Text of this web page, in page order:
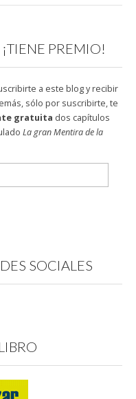
PREMIO!
a este blog y recibir
sólo por suscribirte, te
gratuita dos capítulos
La gran Mentira de la
SOCIALES